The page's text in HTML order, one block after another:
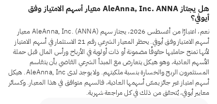
هل يجتاز AleAnna, Inc. ANNA معيار أسهم الامتياز وفق
أيوفي؟
نعم، اعتبارًا من أغسطس 2026، يجتاز سهم AleAnna, Inc. (ANNA) معيار
أسهم الامتياز وفق أيوفي. يحظر المعيار الشرعي رقم 21 الاستثمار في أسهم الامتياز
لأنها تمنح حامليها حقوقًا مضمونة أو ذات أولوية في الأرباح ورأس المال قبل حملة
الأسهم العادية، وهو هيكل يتعارض مع المبدأ الشرعي القاضي بأن يتقاسم
المستثمرون الربح والخسارة بنسبة ملكيتهم. ولا يوجد لدى AleAnna, Inc. هيكل
أسهم امتياز غير جائز يمسّ أسهمها العادية، فالسهم متوافق في هذا المعيار. وكسائر
معايير أيوفي، يُتحقق من ذلك في كل مراجعة شهرية.